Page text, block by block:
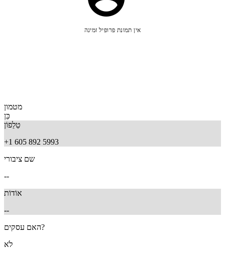
אין תמונת פרופיל זמינה
מטמון
כֵּן
טֵלֵפוֹן
+1 605 892 5993
שם ציבורי
--
אוֹדוֹת
--
האם עסקים?
לֹא